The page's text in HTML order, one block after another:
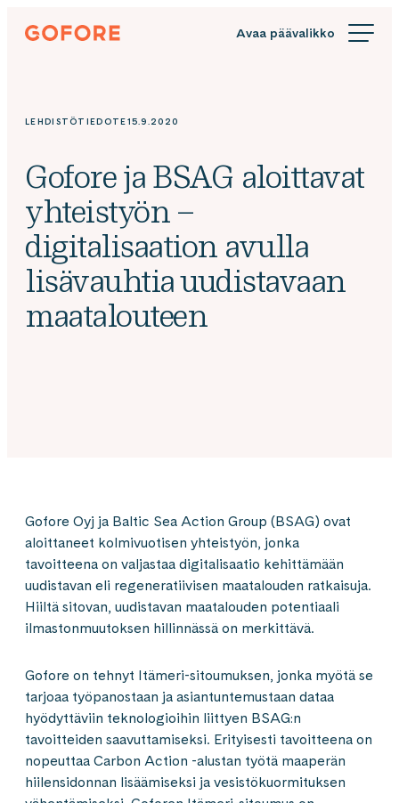
Siirry
suoraan
Gofore
knowledge
LEHDISTÖTIEDOTE15.9.2020
Gofore ja BSAG aloittavat
yhteistyön –
digitalisaation avulla
lisävauhtia uudistavaan
maatalouteen
Gofore Oyj ja Baltic Sea Action Group (BSAG) ovat
aloittaneet kolmivuotisen yhteistyön, jonka
tavoitteena on valjastaa digitalisaatio kehittämään
uudistavan eli regeneratiivisen maatalouden ratkaisuja.
Hiiltä sitovan, uudistavan maatalouden potentiaali
ilmastonmuutoksen hillinnässä on merkittävä.
Gofore on tehnyt Itämeri-sitoumuksen, jonka myötä se
tarjoaa työpanostaan ja asiantuntemustaan dataa
hyödyttäviin teknologioihin liittyen BSAG:n
tavoitteiden saavuttamiseksi. Erityisesti tavoitteena on
nopeuttaa Carbon Action -alustan työtä maaperän
hiilensidonnan lisäämiseksi ja vesistökuormituksen